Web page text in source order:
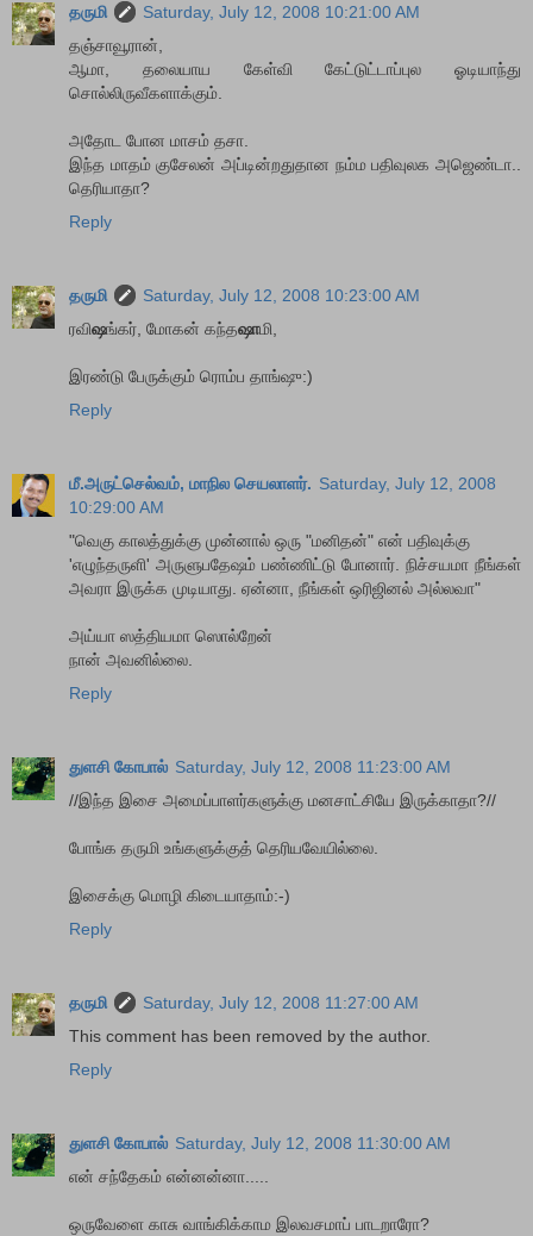
தருமி
Saturday, July 12, 2008 10:21:00 AM
தஞ்சாவூரான்,
ஆமா, தலையாய கேள்வி கேட்டுட்டாப்புல ஓடியாந்து
சொல்லிருவீகளாக்கும்.
அதோட போன மாசம் தசா.
இந்த மாதம் குசேலன் அப்டின்றதுதான நம்ம பதிவுலக அஜெண்டா..
தெரியாதா?
Reply
தருமி
Saturday, July 12, 2008 10:23:00 AM
ரவிஷங்கர், மோகன் கந்தஷாமி,
இரண்டு பேருக்கும் ரொம்ப தாங்ஷு:)
Reply
மீ.அருட்செல்வம், மாநில செயலாளர். Saturday, July 12, 2008
10:29:00 AM
"வெகு காலத்துக்கு முன்னால் ஒரு "மனிதன்" என் பதிவுக்கு
'எழுந்தருளி' அருளுபதேஷம் பண்ணிட்டு போனார். நிச்சயமா நீங்கள்
அவரா இருக்க முடியாது. ஏன்னா, நீங்கள் ஒரிஜினல் அல்லவா"
அய்யா ஸத்தியமா ஸொல்றேன்
நான் அவனில்லை.
Reply
துளசி கோபால் Saturday, July 12, 2008 11:23:00 AM
//இந்த இசை அமைப்பாளர்களுக்கு மனசாட்சியே இருக்காதா?//
போங்க தருமி உங்களுக்குத் தெரியவேயில்லை.
இசைக்கு மொழி கிடையாதாம்:-)
Reply
தருமி
Saturday, July 12, 2008 11:27:00 AM
This comment has been removed by the author.
Reply
துளசி கோபால் Saturday, July 12, 2008 11:30:00 AM
என் சந்தேகம் என்னன்னா.....
ஒருவேளை காசு வாங்கிக்காம இலவசமாப் பாடறாரோ?